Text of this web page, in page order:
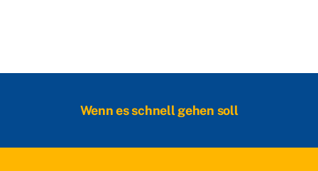
Wenn es schnell gehen soll